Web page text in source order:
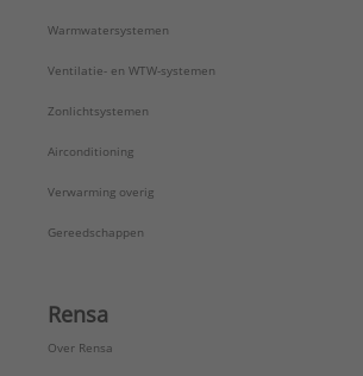
Warmwatersystemen
Ventilatie- en WTW-systemen
Zonlichtsystemen
Airconditioning
Verwarming overig
Gereedschappen
Rensa
Over Rensa